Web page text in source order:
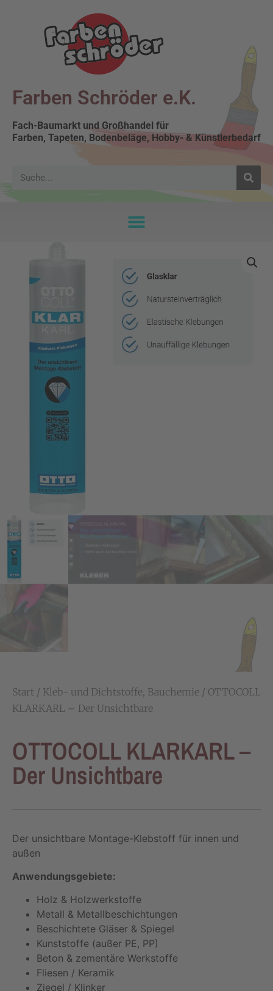
Farben Schröder e.K.
Fach-Baumarkt und Großhandel für
Farben, Tapeten, Bodenbeläge, Hobby- & Künstlerbedarf
Start / Kleb- und Dichtstoffe, Bauchemie / OTTOCOLL
KLARKARL – Der Unsichtbare
OTTOCOLL KLARKARL –
Der Unsichtbare
Der unsichtbare Montage-Klebstoff für innen und
außen
Anwendungsgebiete:
Holz & Holzwerkstoffe
Metall & Metallbeschichtungen
Beschichtete Gläser & Spiegel
Kunststoffe (außer PE, PP)
Beton & zementäre Werkstoffe
Fliesen / Keramik
Ziegel / Klinker